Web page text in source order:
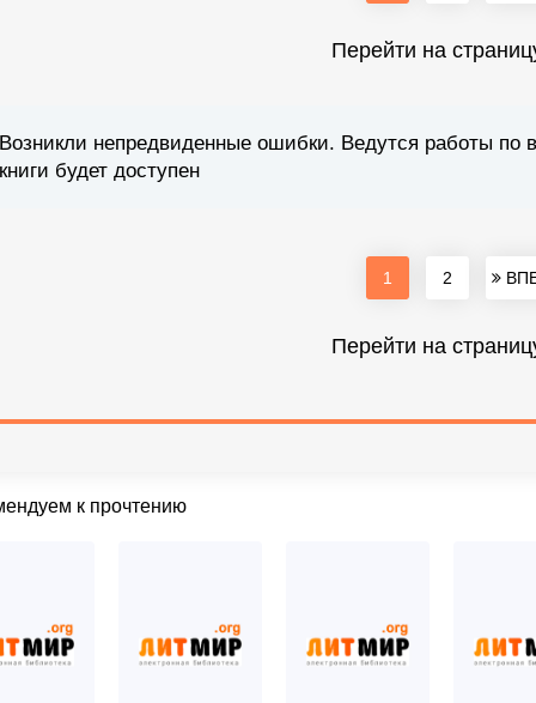
Перейти на
Возникли непредвиденные ошибки. Ведутся работы по
книги будет доступен
1 2
Перейти на
к прочтению